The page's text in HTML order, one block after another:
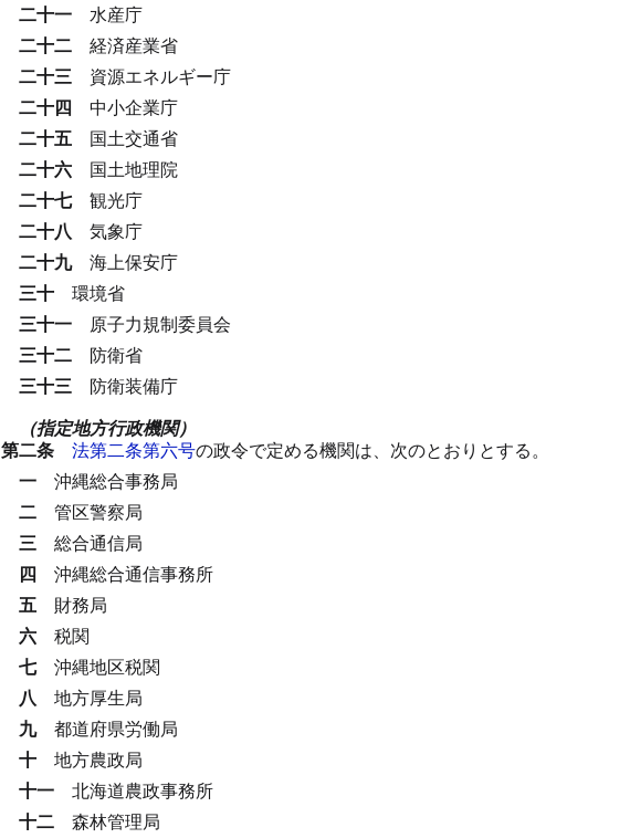
二十一 水産庁
二十二 経済産業省
二十三 資源エネルギー庁
二十四 中小企業庁
二十五 国土交通省
二十六 国土地理院
二十七 観光庁
二十八 気象庁
二十九 海上保安庁
三十 環境省
三十一 原子力規制委員会
三十二 防衛省
三十三 防衛装備庁
（指定地方行政機関）
第二条 法第二条第六号の政令で定める機関は、次のとおりとする。
一 沖縄総合事務局
二 管区警察局
三 総合通信局
四 沖縄総合通信事務所
五 財務局
六 税関
七 沖縄地区税関
八 地方厚生局
九 都道府県労働局
十 地方農政局
十一 北海道農政事務所
十二 森林管理局